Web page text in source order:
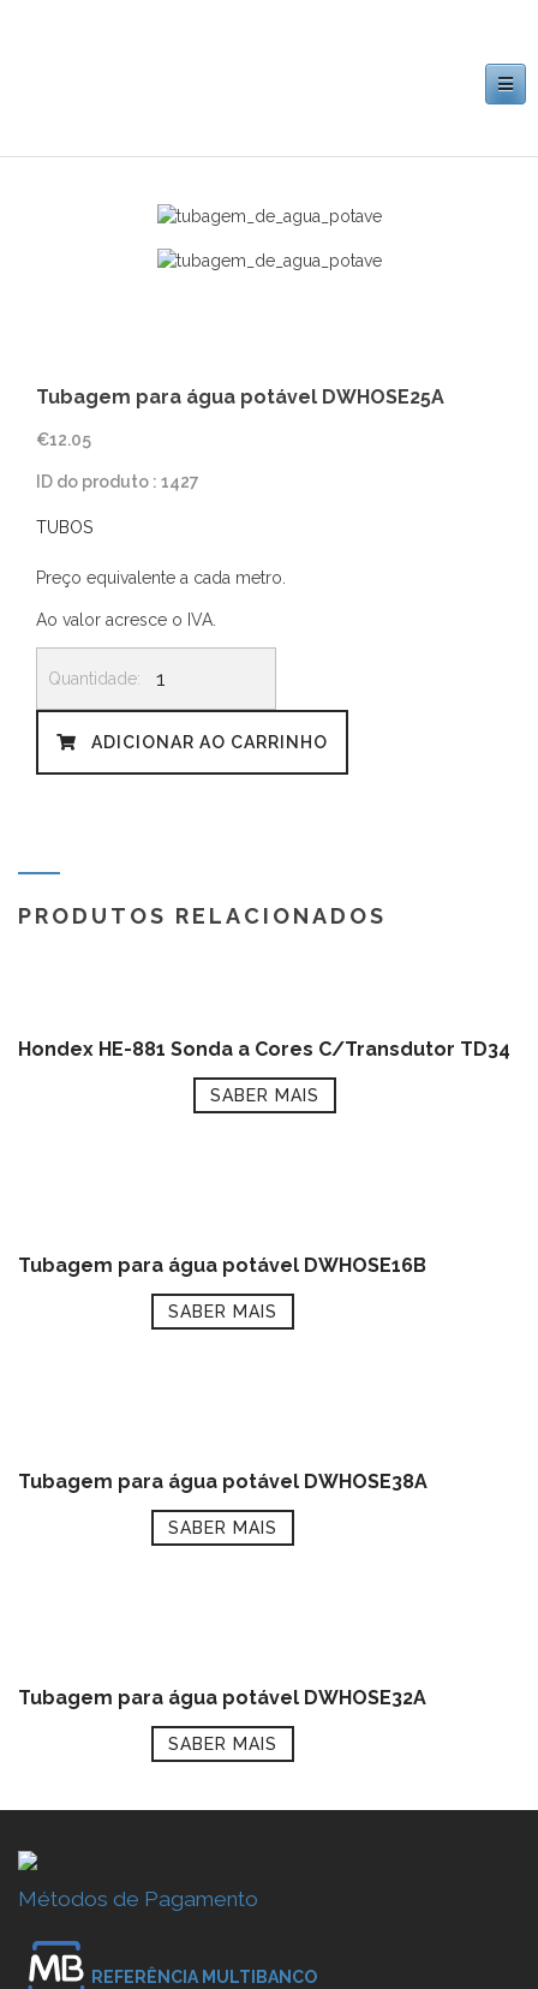
Toggle
navigation
Tubagem para água potável DWHOSE25A
€12.05
ID do produto : 1427
TUBOS
Preço equivalente a cada metro.
Ao valor acresce o IVA.
de
Tubagem
para
água
potável
ADICIONAR AO CARRINHO
PRODUTOS RELACIONADOS
Hondex HE-881 Sonda a Cores C/Transdutor TD34
SABER MAIS
Tubagem para água potável DWHOSE16B
SABER MAIS
Tubagem para água potável DWHOSE38A
SABER MAIS
Tubagem para água potável DWHOSE32A
SABER MAIS
Métodos de Pagamento
REFERÊNCIA MULTIBANCO